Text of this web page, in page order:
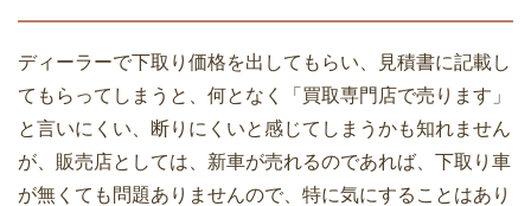
ディーラーで下取り価格を出してもらい、見積書に記載し
てもらってしまうと、何となく「買取専門店で売ります」
と言いにくい、断りにくいと感じてしまうかも知れません
が、販売店としては、新車が売れるのであれば、下取り車
が無くても問題ありませんので、特に気にすることはあり